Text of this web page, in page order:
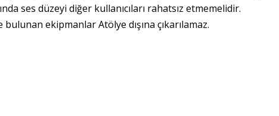
ses düzeyi diğer kullanıcıları rahatsız etmemelidir.
ekipmanlar Atölye dışına çıkarılamaz.